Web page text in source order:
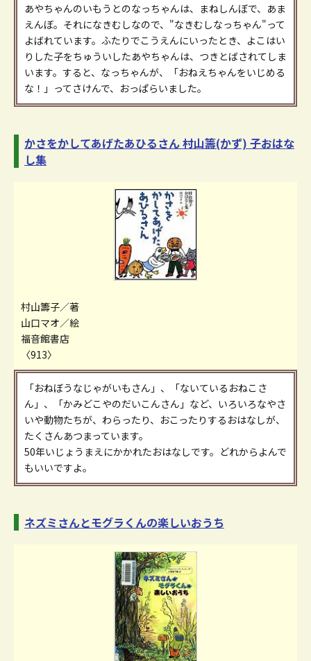
あやちゃんのいもうとのなっちゃんは、まねしんぼで、あま
えんぼ。それになきむしなので、"なきむしなっちゃん"って
よばれています。ふたりでこうえんにいったとき、よこはい
りした子をちゅういしたあやちゃんは、つきとばされてしま
います。すると、なっちゃんが、「おねえちゃんをいじめる
な！」ってさけんで、おっぱらいました。
かさをかしてあげたあひるさん 村山籌(かず) 子おはな
し集
村山籌子／著
山口マオ／絵
福音館書店
〈913〉
「おねぼうなじゃがいもさん」、「ないているおねこさ
ん」、「かみどこやのだいこんさん」など、いろいろなやさ
いや動物たちが、わらったり、おこったりするおはなしが、
たくさんあつまっています。
50年いじょうまえにかかれたおはなしです。どれからよんで
もいいですよ。
ネズミさんとモグラくんの楽しいおうち